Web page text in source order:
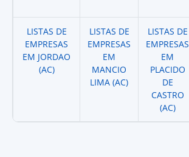
LISTAS DE
EMPRESAS
EM JORDAO
(AC)
LISTAS DE
EMPRESAS
EM
MANCIO
LIMA (AC)
LISTAS DE
EMPRESAS
EM
PLACIDO
DE
CASTRO
(AC)